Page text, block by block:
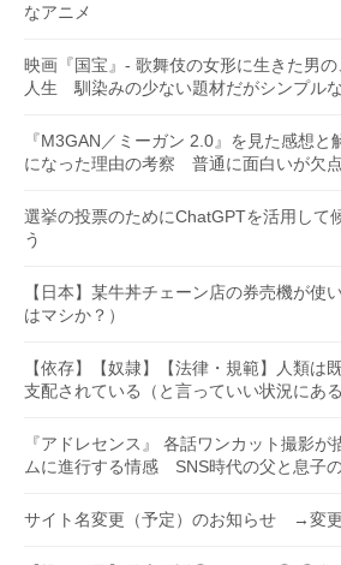
なアニメ
映画『国宝』- 歌舞伎の女形に生きた男
人生 馴染みの少ない題材だがシンプル
『M3GAN／ミーガン 2.0』を見た感想
になった理由の考察 普通に面白いが欠点
選挙の投票のためにChatGPTを活用して
う
【日本】某牛丼チェーン店の券売機が使
はマシか？）
【依存】【奴隷】【法律・規範】人類は
支配されている（と言っていい状況にある
『アドレセンス』 各話ワンカット撮影が
ムに進行する情感 SNS時代の父と息子の
サイト名変更（予定）のお知らせ →変